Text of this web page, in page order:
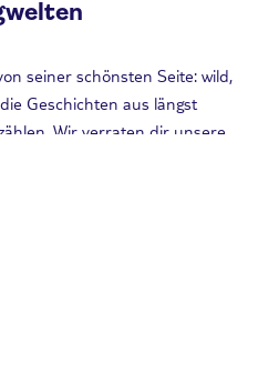
seiner schönsten Seite: wild,
Geschichten aus längst
Wir verraten dir unsere